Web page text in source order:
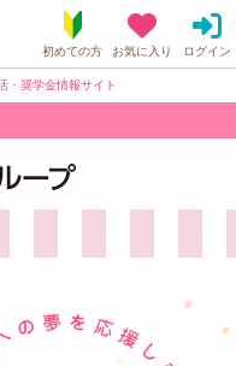
・奨学金情報サイト